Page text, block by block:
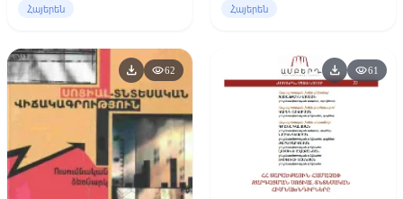
արդի վիճակը,
հետ և գնագոյացման
հիմնախնդիրները
Հայերեն Հայերեն
download visibility62 download visibility61